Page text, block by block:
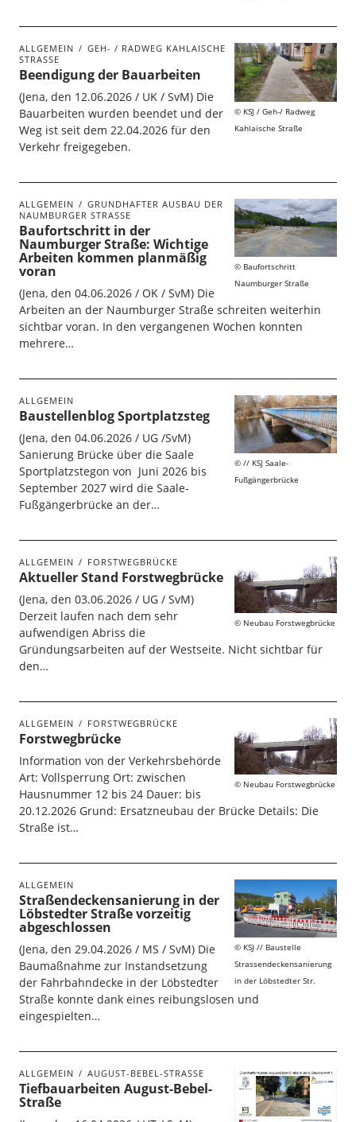
KSJ / Geh-/ Radweg
Kahlaische Straße
ALLGEMEIN
GEH- / RADWEG KAHLAISCHE
STRASSE
Beendigung der Bauarbeiten
(Jena, den 12.06.2026 / UK / SvM) Die
Bauarbeiten wurden beendet und der
Weg ist seit dem 22.04.2026 für den
Verkehr freigegeben.
Baufortschritt
Naumburger Straße
ALLGEMEIN
GRUNDHAFTER AUSBAU DER
NAUMBURGER STRASSE
Baufortschritt in der
Naumburger Straße: Wichtige
Arbeiten kommen planmäßig
voran
(Jena, den 04.06.2026 / OK / SvM) Die
Arbeiten an der Naumburger Straße schreiten weiterhin
sichtbar voran. In den vergangenen Wochen konnten
mehrere…
// KSJ Saale-
Fußgängerbrücke
ALLGEMEIN
Baustellenblog Sportplatzsteg
(Jena, den 04.06.2026 / UG /SvM)
Sanierung Brücke über die Saale
Sportplatzstegon von Juni 2026 bis
September 2027 wird die Saale-
Fußgängerbrücke an der…
Neubau Forstwegbrücke
ALLGEMEIN FORSTWEGBRÜCKE
Aktueller Stand Forstwegbrücke
(Jena, den 03.06.2026 / UG / SvM)
Derzeit laufen nach dem sehr
aufwendigen Abriss die
Gründungsarbeiten auf der Westseite. Nicht sichtbar für
den…
Neubau Forstwegbrücke
ALLGEMEIN FORSTWEGBRÜCKE
Forstwegbrücke
Information von der Verkehrsbehörde
Art: Vollsperrung Ort: zwischen
Hausnummer 12 bis 24 Dauer: bis
20.12.2026 Grund: Ersatzneubau der Brücke Details: Die
Straße ist…
KSJ // Baustelle
Strassendeckensanierung
in der Löbstedter Str.
ALLGEMEIN
Straßendeckensanierung in der
Löbstedter Straße vorzeitig
abgeschlossen
(Jena, den 29.04.2026 / MS / SvM) Die
Baumaßnahme zur Instandsetzung
der Fahrbahndecke in der Löbstedter
Straße konnte dank eines reibungslosen und
eingespielten…
ALLGEMEIN AUGUST-BEBEL-STRASSE
Tiefbauarbeiten August-Bebel-
Straße